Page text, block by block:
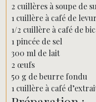
2 cuillères à soupe de
1 cuillère à café de
1/2 cuillère à café de
1 pincée de sel
300 ml de lait
2 œufs
50 g de beurre fondu
1 cuillère à café